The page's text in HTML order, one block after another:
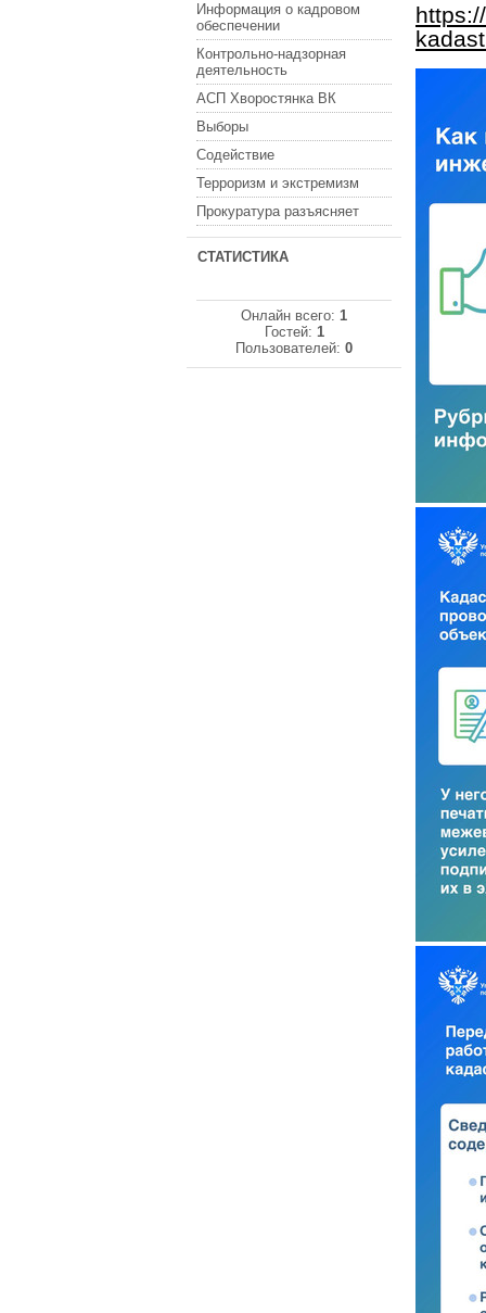
Информация о кадровом
обеспечении
Контрольно-надзорная
деятельность
АСП Хворостянка ВК
Выборы
Содействие
Терроризм и экстремизм
Прокуратура разъясняет
СТАТИСТИКА
Онлайн всего: 1
Гостей: 1
Пользователей: 0